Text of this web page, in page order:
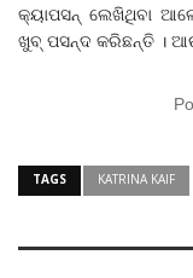
କ୍ୟାପସନ୍ ଲେଖିଥିବା
ଖୁବ୍ ପସନ୍ଦ କରିଛନ୍ତି ।
TAGS KATRINA KAIF